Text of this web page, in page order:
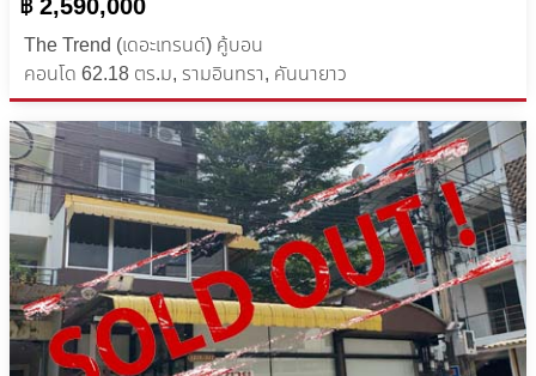
฿ 2,590,000
The Trend (เดอะเทรนด์) คู้บอน
คอนโด 62.18 ตร.ม, รามอินทรา, คันนายาว